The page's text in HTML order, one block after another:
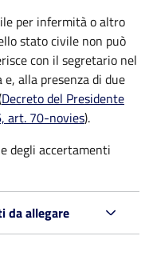
per infermità o altro
stato civile non può
con il segretario nel
alla presenza di due
Decreto del Presidente
art. 70-novies).
degli accertamenti
da allegare